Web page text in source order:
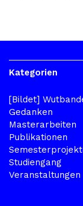
Kategorien
[Bildet]
Gedanken
Masterarbeiten
Publikationen
Studiengang
Veranstaltungen